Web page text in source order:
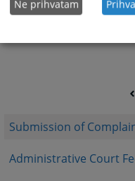
Submission of
Administrative Court
Ne prihvatam